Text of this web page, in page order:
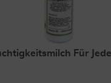
Für